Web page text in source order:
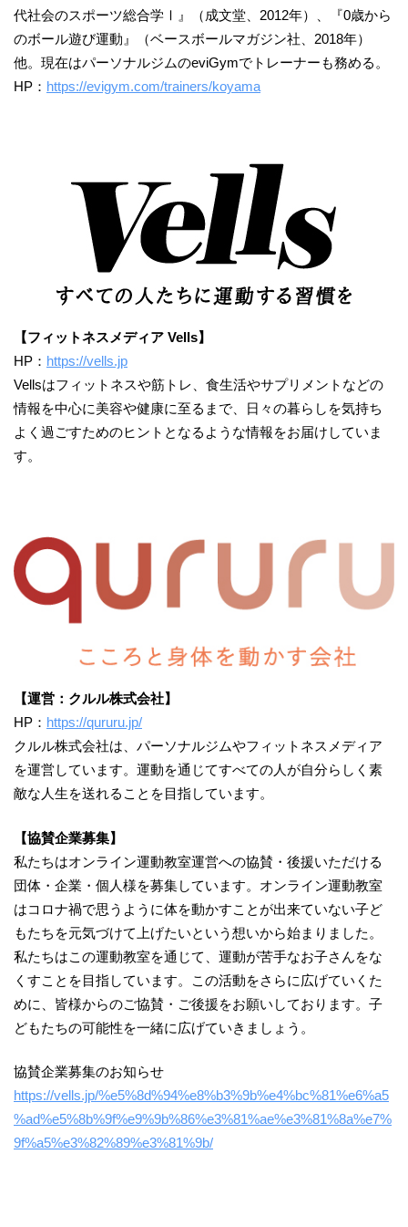
代社会のスポーツ総合学Ⅰ』（成文堂、2012年）、『0歳から
のボール遊び運動』（ベースボールマガジン社、2018年）
他。現在はパーソナルジムのeviGymでトレーナーも務める。
HP： https://evigym.com/trainers/koyama
【フィットネスメディア Vells】
HP： https://vells.jp
Vellsはフィットネスや筋トレ、食生活やサプリメントなどの
情報を中心に美容や健康に至るまで、日々の暮らしを気持ち
よく過ごすためのヒントとなるような情報をお届けしていま
す。
【運営：クルル株式会社】
HP： https://qururu.jp/
クルル株式会社は、パーソナルジムやフィットネスメディア
を運営しています。運動を通じてすべての人が自分らしく素
敵な人生を送れることを目指しています。
【協賛企業募集】
私たちはオンライン運動教室運営への協賛・後援いただける
団体・企業・個人様を募集しています。オンライン運動教室
はコロナ禍で思うように体を動かすことが出来ていない子ど
もたちを元気づけて上げたいという想いから始まりました。
私たちはこの運動教室を通じて、運動が苦手なお子さんをな
くすことを目指しています。この活動をさらに広げていくた
めに、皆様からのご協賛・ご後援をお願いしております。子
どもたちの可能性を一緒に広げていきましょう。​
協賛企業募集のお知らせ
https://vells.jp/%e5%8d%94%e8%b3%9b%e4%bc%81%e6%a5
%ad%e5%8b%9f%e9%9b%86%e3%81%ae%e3%81%8a%e7%
9f%a5%e3%82%89%e3%81%9b/